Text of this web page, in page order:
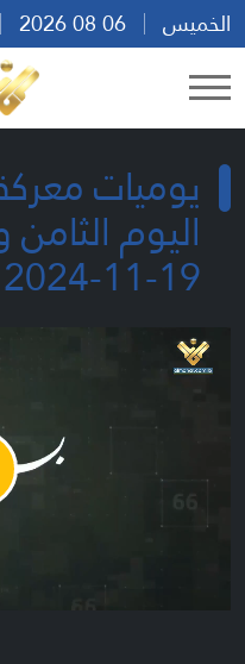
الخميس
17:53
يوميات
اليوم
19-11-2024